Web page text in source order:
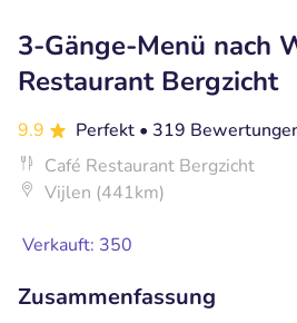
3-Gänge-Menü nach
Restaurant Bergzicht
9.9 Perfekt • 319
Café Restaurant Bergzicht
Vijlen (441km)
Verkauft: 350
Zusammenfassung